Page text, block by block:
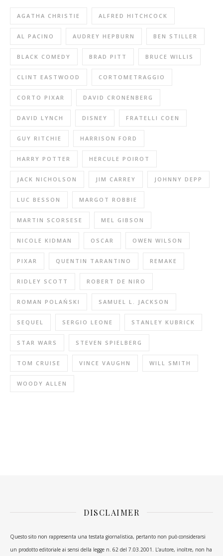
AGATHA CHRISTIE ALFRED HITCHCOCK
AL PACINO AUDREY HEPBURN BEN STILLER
BLACK COMEDY BRAD PITT BRUCE WILLIS
CLINT EASTWOOD CORTOMETRAGGIO
CORTO PIXAR DAVID CRONENBERG
DAVID LYNCH DISNEY FRATELLI COEN
GUY RITCHIE HARRISON FORD
HARRY POTTER HERCULE POIROT
JACK NICHOLSON JIM CARREY JOHNNY DEPP
LUC BESSON MARGOT ROBBIE
MARTIN SCORSESE MEL GIBSON
NICOLE KIDMAN OSCAR OWEN WILSON
PIXAR QUENTIN TARANTINO REMAKE
RIDLEY SCOTT ROBERT DE NIRO
ROMAN POLAŃSKI SAMUEL L. JACKSON
SEQUEL SERGIO LEONE STANLEY KUBRICK
STAR WARS STEVEN SPIELBERG
TOM CRUISE VINCE VAUGHN WILL SMITH
WOODY ALLEN
DISCLAIMER
Questo sito non rappresenta una testata giornalistica, pertanto non può considerarsi
un prodotto editoriale ai sensi della legge n. 62 del 7.03.2001. L’autore, inoltre, non ha